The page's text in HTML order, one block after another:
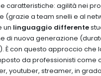
caratteristiche: agilità nei
(grazie a team snelli e al
un linguaggio differente
di nuova generazione
È con questo approccio che
da professionisti come
youtuber, streamer, in